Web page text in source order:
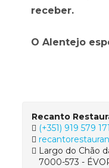
receber.
O Alentejo
Recanto
(+351) 919 579 171
Largo do Chão
7000-573 -